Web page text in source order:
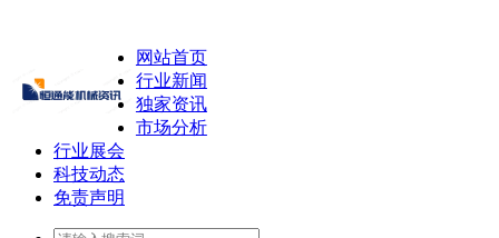
网站首页
行业新闻
独家资讯
市场分析
行业展会
科技动态
免责声明